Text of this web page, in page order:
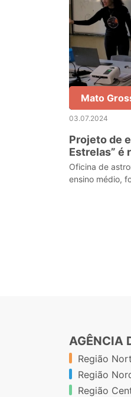
Mato
03.07.2024
Projeto de
Estrelas” é
de
Oficina de
ensino médio,
AGÊNCIA
Região
Região
Região